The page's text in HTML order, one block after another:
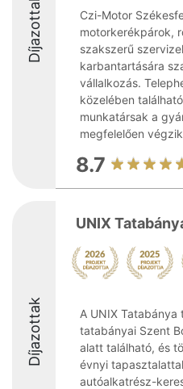
Díjazottak
Czi-Motor
motorkerékpárok,
szakszerű
karbantartására
vállalkozás.
közelében
munkatársak a
megfelelően
8.7
Díjazottak
UNIX
A UNIX Tatabánya
tatabányai Szent
alatt található, és
évnyi
autóalkatrész-